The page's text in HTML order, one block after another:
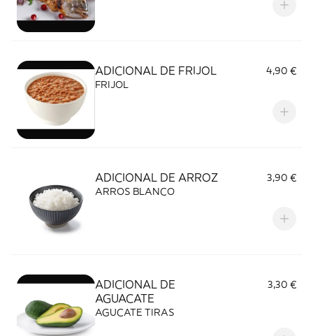
ADICIONAL DE FRIJOL
4,90 €
FRIJOL
ADICIONAL DE ARROZ
3,90 €
ARROS BLANCO
ADICIONAL DE
AGUACATE
3,30 €
AGUCATE TIRAS